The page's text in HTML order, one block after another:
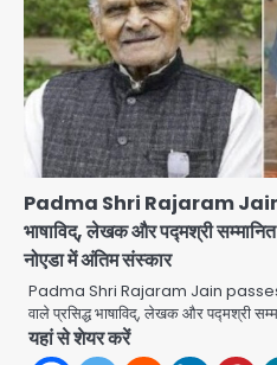
Padma Shri Rajaram Jain
भाषाविद्, लेखक और पद्मश्री
नोएडा में अंतिम संस्कार
Padma Shri Rajaram Jain passes
वाले प्रसिद्ध भाषाविद्, लेखक और पद्मश्री
यहां से शेयर करें
4
Türkiye-
तुर्की और
जानें इसके
Avinash
5
Greater
सरिया लदा
किराना
Avinash
Sajid
शिवभक्त
कांवड़ियों पर
कराई FIR,